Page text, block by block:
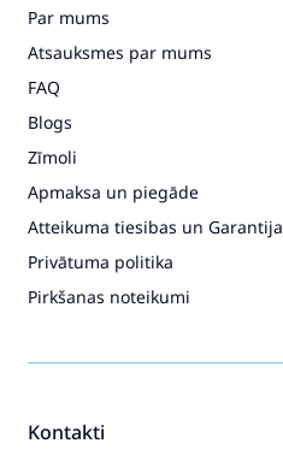
Kontakti
Par mums
Atsauksmes par mums
FAQ
Blogs
Zīmoli
Apmaksa un piegāde
Atteikuma tiesibas un Garantija
Privātuma politika
Pirkšanas noteikumi